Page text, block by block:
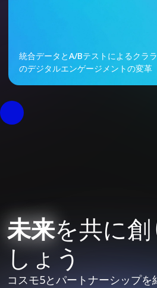
統合データとA/Bテストによるクラ
のデジタルエンゲージメントの変革
未来を共に創
しょう
コスモ5とパートナーシップ